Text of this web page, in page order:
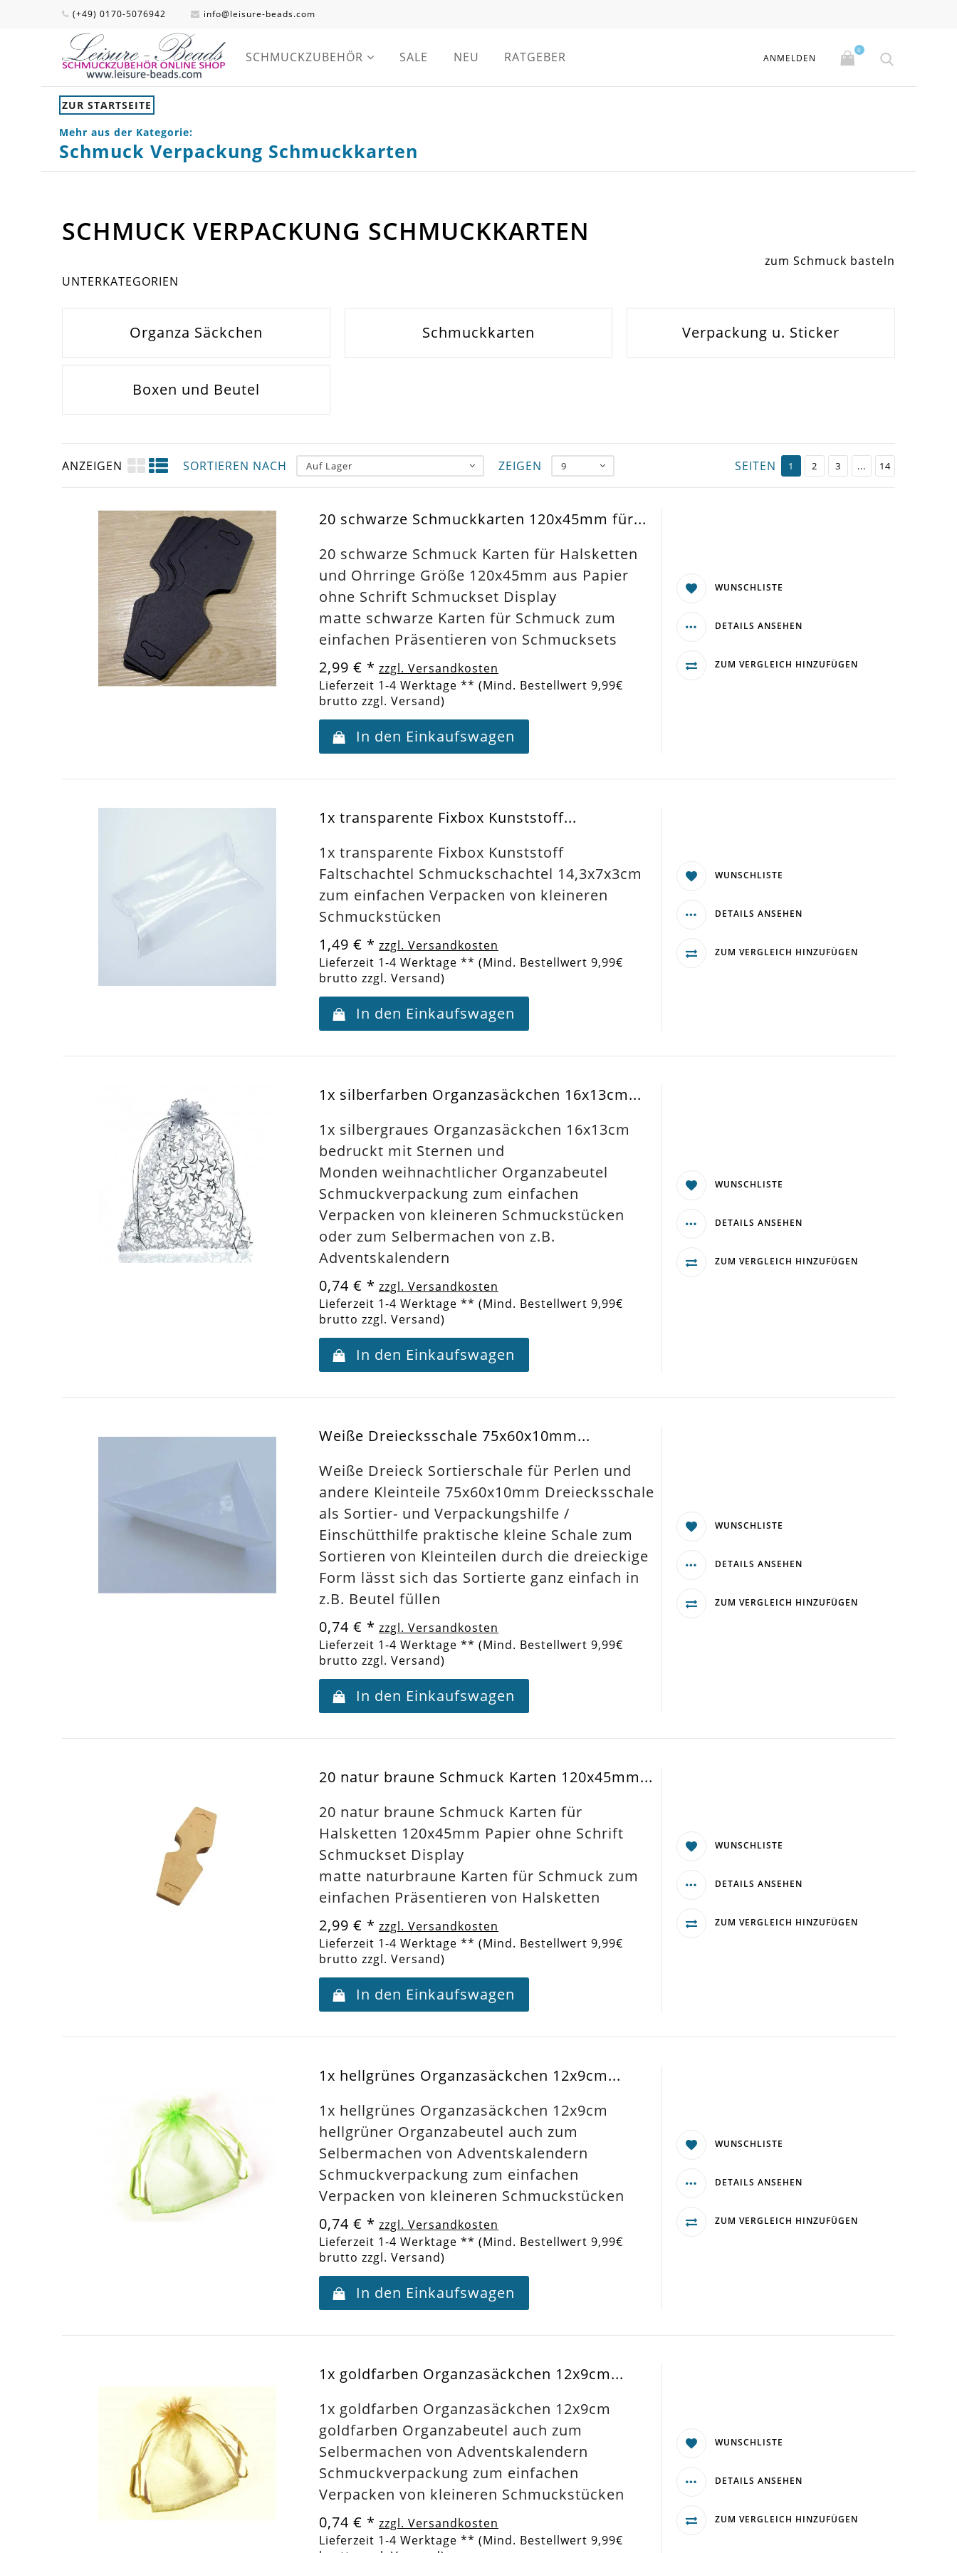
(+49) 0170-5076942 info@leisure-beads.com
SCHMUCKZUBEHÖR SALE NEU RATGEBER ANMELDEN
0
ZUR STARTSEITE
Mehr aus der Kategorie:
Schmuck Verpackung Schmuckkarten
SCHMUCK VERPACKUNG SCHMUCKKARTEN
zum Schmuck basteln
UNTERKATEGORIEN
Organza Säckchen Schmuckkarten Verpackung u. Sticker
Boxen und Beutel
ANZEIGEN SORTIEREN NACH Auf Lager ZEIGEN 9 SEITEN 1 2 3 ... 14
20 schwarze Schmuckkarten 120x45mm für...
20 schwarze Schmuck Karten für Halsketten
und Ohrringe Größe 120x45mm aus Papier
ohne Schrift Schmuckset Display
matte schwarze Karten für Schmuck zum
einfachen Präsentieren von Schmucksets
2,99 € * zzgl. Versandkosten
Lieferzeit 1-4 Werktage ** (Mind. Bestellwert 9,99€
brutto zzgl. Versand)
In den Einkaufswagen
WUNSCHLISTE
DETAILS ANSEHEN
ZUM VERGLEICH HINZUFÜGEN
1x transparente Fixbox Kunststoff...
1x transparente Fixbox Kunststoff
Faltschachtel Schmuckschachtel 14,3x7x3cm
zum einfachen Verpacken von kleineren
Schmuckstücken
1,49 € * zzgl. Versandkosten
Lieferzeit 1-4 Werktage ** (Mind. Bestellwert 9,99€
brutto zzgl. Versand)
In den Einkaufswagen
WUNSCHLISTE
DETAILS ANSEHEN
ZUM VERGLEICH HINZUFÜGEN
1x silberfarben Organzasäckchen 16x13cm...
1x silbergraues Organzasäckchen 16x13cm
bedruckt mit Sternen und
Monden weihnachtlicher Organzabeutel
Schmuckverpackung zum einfachen
Verpacken von kleineren Schmuckstücken
oder zum Selbermachen von z.B.
Adventskalendern
0,74 € * zzgl. Versandkosten
Lieferzeit 1-4 Werktage ** (Mind. Bestellwert 9,99€
brutto zzgl. Versand)
In den Einkaufswagen
WUNSCHLISTE
DETAILS ANSEHEN
ZUM VERGLEICH HINZUFÜGEN
Weiße Dreiecksschale 75x60x10mm...
Weiße Dreieck Sortierschale für Perlen und
andere Kleinteile 75x60x10mm Dreiecksschale
als Sortier- und Verpackungshilfe /
Einschütthilfe praktische kleine Schale zum
Sortieren von Kleinteilen durch die dreieckige
Form lässt sich das Sortierte ganz einfach in
z.B. Beutel füllen
0,74 € * zzgl. Versandkosten
Lieferzeit 1-4 Werktage ** (Mind. Bestellwert 9,99€
brutto zzgl. Versand)
In den Einkaufswagen
WUNSCHLISTE
DETAILS ANSEHEN
ZUM VERGLEICH HINZUFÜGEN
20 natur braune Schmuck Karten 120x45mm...
20 natur braune Schmuck Karten für
Halsketten 120x45mm Papier ohne Schrift
Schmuckset Display
matte naturbraune Karten für Schmuck zum
einfachen Präsentieren von Halsketten
2,99 € * zzgl. Versandkosten
Lieferzeit 1-4 Werktage ** (Mind. Bestellwert 9,99€
brutto zzgl. Versand)
In den Einkaufswagen
WUNSCHLISTE
DETAILS ANSEHEN
ZUM VERGLEICH HINZUFÜGEN
1x hellgrünes Organzasäckchen 12x9cm...
1x hellgrünes Organzasäckchen 12x9cm
hellgrüner Organzabeutel auch zum
Selbermachen von Adventskalendern
Schmuckverpackung zum einfachen
Verpacken von kleineren Schmuckstücken
0,74 € * zzgl. Versandkosten
Lieferzeit 1-4 Werktage ** (Mind. Bestellwert 9,99€
brutto zzgl. Versand)
In den Einkaufswagen
WUNSCHLISTE
DETAILS ANSEHEN
ZUM VERGLEICH HINZUFÜGEN
1x goldfarben Organzasäckchen 12x9cm...
1x goldfarben Organzasäckchen 12x9cm
goldfarben Organzabeutel auch zum
Selbermachen von Adventskalendern
Schmuckverpackung zum einfachen
Verpacken von kleineren Schmuckstücken
0,74 € * zzgl. Versandkosten
Lieferzeit 1-4 Werktage ** (Mind. Bestellwert 9,99€
WUNSCHLISTE
DETAILS ANSEHEN
ZUM VERGLEICH HINZUFÜGEN